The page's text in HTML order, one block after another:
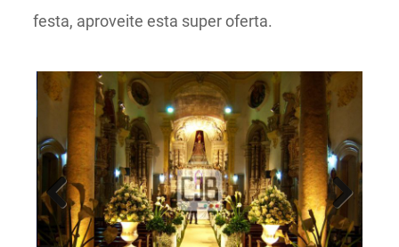
festa, aproveite esta super oferta.
Previous Next